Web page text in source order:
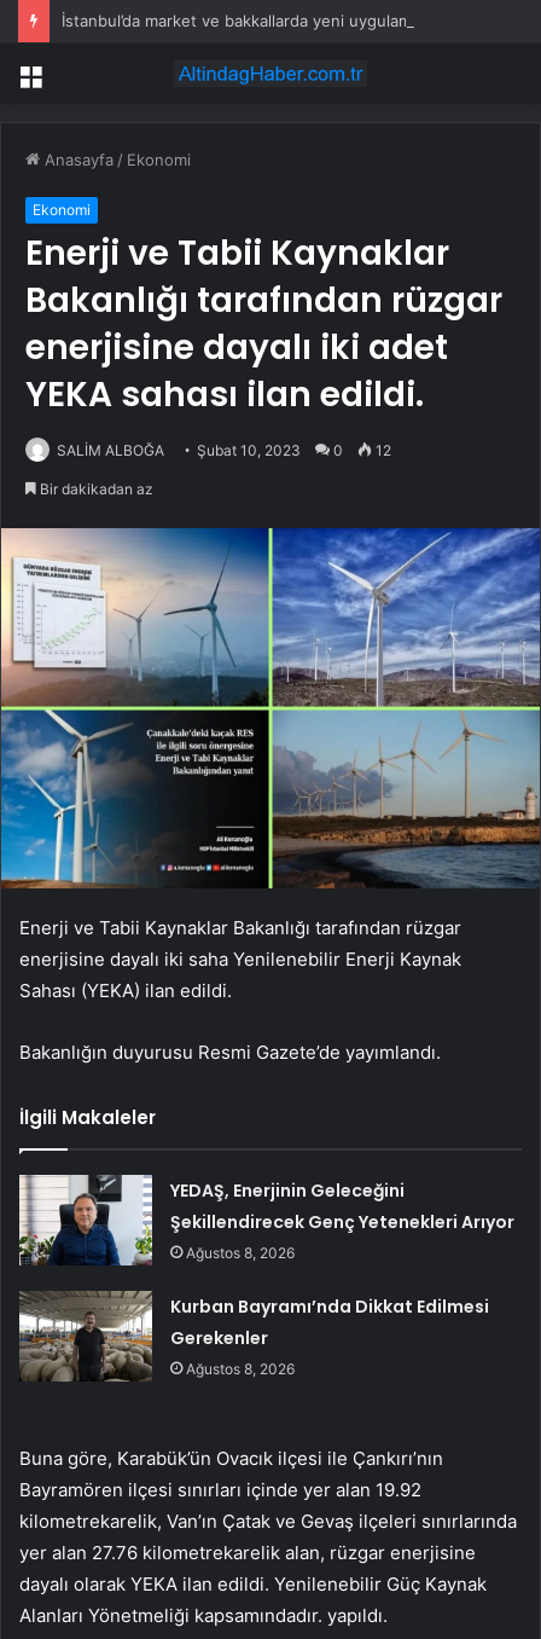
Menü
Anasayfa / Ekonomi
Ekonomi
Enerji ve Tabii Kaynaklar
Bakanlığı tarafından rüzgar
enerjisine dayalı iki adet
YEKA sahası ilan edildi.
SALİM ALBOĞA Şubat 10, 2023 0 12
Bir dakikadan az
Enerji ve Tabii Kaynaklar Bakanlığı tarafından rüzgar
enerjisine dayalı iki saha Yenilenebilir Enerji Kaynak
Sahası (YEKA) ilan edildi.
Bakanlığın duyurusu Resmi Gazete’de yayımlandı.
İlgili Makaleler
YEDAŞ, Enerjinin Geleceğini
Şekillendirecek Genç Yetenekleri Arıyor
Ağustos 8, 2026
Kurban Bayramı’nda Dikkat Edilmesi
Gerekenler
Ağustos 8, 2026
Buna göre, Karabük’ün Ovacık ilçesi ile Çankırı’nın
Bayramören ilçesi sınırları içinde yer alan 19.92
kilometrekarelik, Van’ın Çatak ve Gevaş ilçeleri sınırlarında
yer alan 27.76 kilometrekarelik alan, rüzgar enerjisine
dayalı olarak YEKA ilan edildi. Yenilenebilir Güç Kaynak
Alanları Yönetmeliği kapsamındadır. yapıldı.